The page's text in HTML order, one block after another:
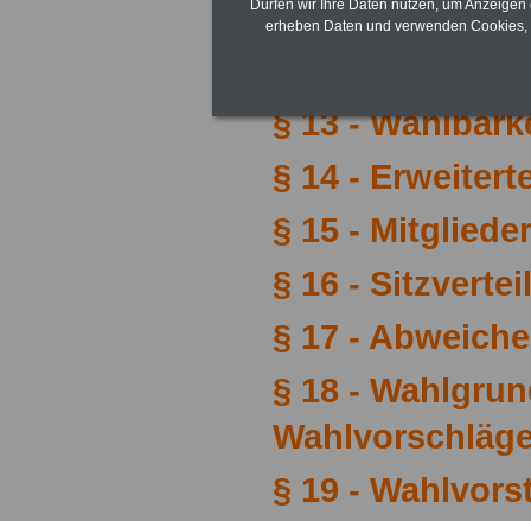
§ 11 - Bildung
§ 13 -
§ 14 -
§ 15 -
§ 16 -
§ 17 -
§ 18 -
§ 19 -
Dürfen wir Ihre Daten nutzen, um
erheben Daten und verwenden